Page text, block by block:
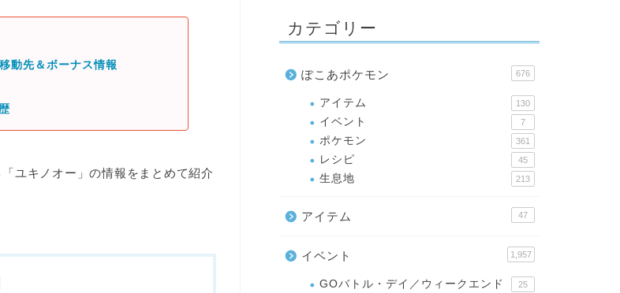
動先＆ボーナス情報
ユキノオー」の情報をまとめて紹介
カテゴリー
ぽこあポケモン 676
アイテム 130
イベント 7
ポケモン 361
レシピ 45
生息地 213
アイテム 47
イベント 1,957
GOバトル・デイ／ウィークエンド 25